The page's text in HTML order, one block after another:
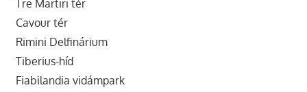
Tre Martiri tér
Cavour tér
Rimini Delfinárium
Tiberius-híd
Fiabilandia vidámpark